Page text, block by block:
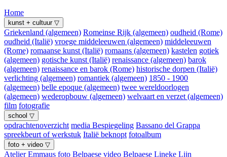
Home
kunst + cultuur ▽
Griekenland (algemeen) Romeinse Rijk (algemeen) oudheid (Rome)
oudheid (Italië) vroege middeleeuwen (algemeen) middeleeuwen
(Rome) romaanse kunst (Italië) romaans (algemeen) kastelen gotiek
(algemeen) gotische kunst (Italië) renaissance (algemeen) barok
(algemeen) renaissance en barok (Rome) historische dorpen (Italië)
verlichting (algemeen) romantiek (algemeen) 1850 - 1900
(algemeen) belle epoque (algemeen) twee wereldoorlogen
(algemeen) wederopbouw (algemeen) welvaart en verzet (algemeen)
film fotografie
school ▽
opdrachtenoverzicht media Bespiegeling Bassano del Grappa
spreekbeurt of werkstuk Italië beknopt fotoalbum
foto + video ▽
Atelier Emmaus foto Belpaese video Belpaese Lineke Lijn